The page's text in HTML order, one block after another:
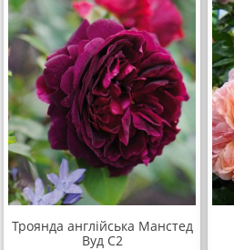
Троянда англійська Манстед
Вуд С2